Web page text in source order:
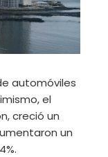
automóviles
el
creció un
un